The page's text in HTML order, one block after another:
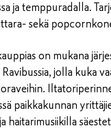
ja temppuradalla.
sekä
on mukana
jolla kuka
paikkakunnan
haitarimusiikilla